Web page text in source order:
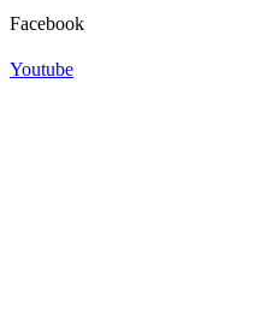
Facebook
Youtube